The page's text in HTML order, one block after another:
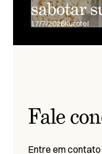
sabotar
17/7/2026Kurotel
Fale
Entre em